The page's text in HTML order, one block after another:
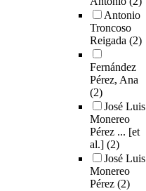
Antonio
Troncoso
Reigada (2)
Fernández
Pérez, Ana
(2)
José Luis
Monereo
Pérez ... [et
al.] (2)
José Luis
Monereo
Pérez (2)